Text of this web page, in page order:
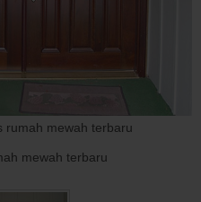
rumah mewah terbaru
mewah terbaru